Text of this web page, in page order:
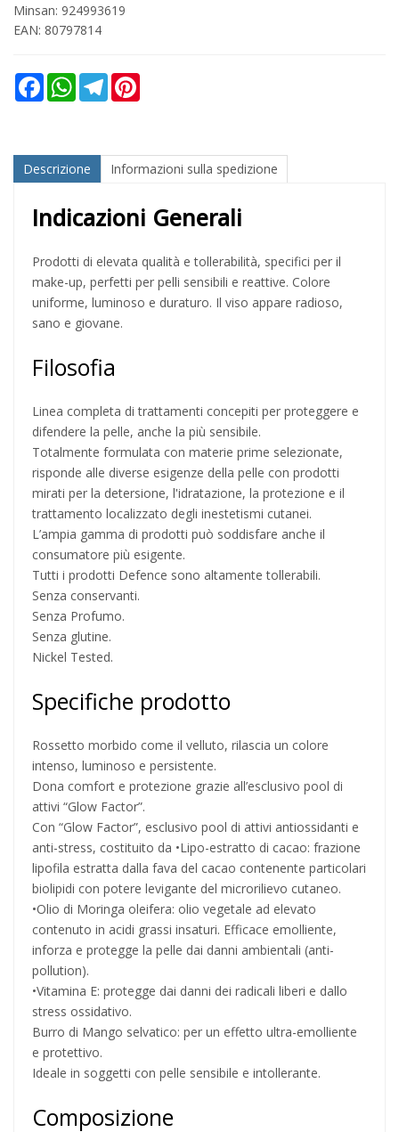
Minsan: 924993619
EAN: 80797814
FacebookWhatsAppTelegram
Descrizione Informazioni sulla spedizione
Indicazioni Generali
Prodotti di elevata qualità e tollerabilità, specifici per il
make-up, perfetti per pelli sensibili e reattive. Colore
uniforme, luminoso e duraturo. Il viso appare radioso,
sano e giovane.
Filosofia
Linea completa di trattamenti concepiti per proteggere e
difendere la pelle, anche la più sensibile.
Totalmente formulata con materie prime selezionate,
risponde alle diverse esigenze della pelle con prodotti
mirati per la detersione, l'idratazione, la protezione e il
trattamento localizzato degli inestetismi cutanei.
L’ampia gamma di prodotti può soddisfare anche il
consumatore più esigente.
Tutti i prodotti Defence sono altamente tollerabili.
Senza conservanti.
Senza Profumo.
Senza glutine.
Nickel Tested.
Specifiche prodotto
Rossetto morbido come il velluto, rilascia un colore
intenso, luminoso e persistente.
Dona comfort e protezione grazie all’esclusivo pool di
attivi “Glow Factor”.
Con “Glow Factor”, esclusivo pool di attivi antiossidanti e
anti-stress, costituito da •Lipo-estratto di cacao: frazione
lipofila estratta dalla fava del cacao contenente particolari
biolipidi con potere levigante del microrilievo cutaneo.
•Olio di Moringa oleifera: olio vegetale ad elevato
contenuto in acidi grassi insaturi. Efficace emolliente,
inforza e protegge la pelle dai danni ambientali (anti-
pollution).
•Vitamina E: protegge dai danni dei radicali liberi e dallo
stress ossidativo.
Burro di Mango selvatico: per un effetto ultra-emolliente
e protettivo.
Ideale in soggetti con pelle sensibile e intollerante.
Composizione